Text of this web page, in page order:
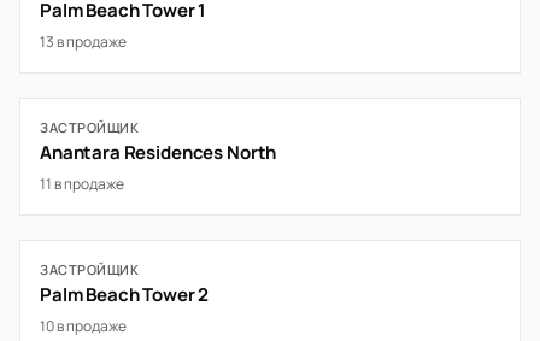
Palm Beach Tower 1
13 в продаже
ЗАСТРОЙЩИК
Anantara Residences North
11 в продаже
ЗАСТРОЙЩИК
Palm Beach Tower 2
10 в продаже